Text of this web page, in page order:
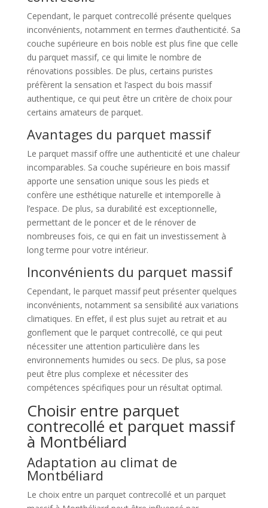
Cependant, le parquet contrecollé présente quelques
inconvénients, notamment en termes d’authenticité. Sa
couche supérieure en bois noble est plus fine que celle
du parquet massif, ce qui limite le nombre de
rénovations possibles. De plus, certains puristes
préfèrent la sensation et l’aspect du bois massif
authentique, ce qui peut être un critère de choix pour
certains amateurs de parquet.
Avantages du parquet massif
Le parquet massif offre une authenticité et une chaleur
incomparables. Sa couche supérieure en bois massif
apporte une sensation unique sous les pieds et
confère une esthétique naturelle et intemporelle à
l’espace. De plus, sa durabilité est exceptionnelle,
permettant de le poncer et de le rénover de
nombreuses fois, ce qui en fait un investissement à
long terme pour votre intérieur.
Inconvénients du parquet massif
Cependant, le parquet massif peut présenter quelques
inconvénients, notamment sa sensibilité aux variations
climatiques. En effet, il est plus sujet au retrait et au
gonflement que le parquet contrecollé, ce qui peut
nécessiter une attention particulière dans les
environnements humides ou secs. De plus, sa pose
peut être plus complexe et nécessiter des
compétences spécifiques pour un résultat optimal.
Choisir entre parquet
contrecollé et parquet massif
à Montbéliard
Adaptation au climat de
Montbéliard
Le choix entre un parquet contrecollé et un parquet